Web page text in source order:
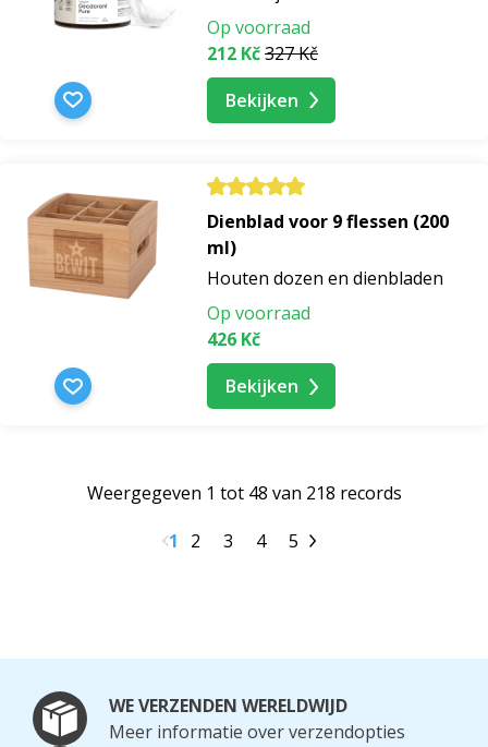
baardserum
nachtserum
make-up serum
serum voor de groei van wenkbrauwen
anti-rimpelserum
serum met vitamine c
Op voorraad
212 Kč327 Kč
Bekijken
Dienblad voor 9 flessen (200
ml)
Houten dozen en dienbladen
Op voorraad
426 Kč
Bekijken
Weergegeven 1 tot 48 van 218 records
1
2 3 4 5
WE VERZENDEN WERELDWIJD
Meer informatie over verzendopties